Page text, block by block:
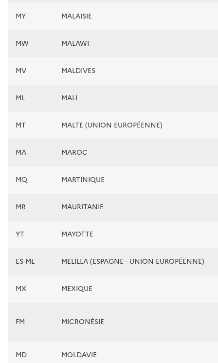
MY MALAISIE
MW MALAWI
MV MALDIVES
ML MALI
MT MALTE (UNION EUROPÉENNE)
MA MAROC
MQ MARTINIQUE
MR MAURITANIE
YT MAYOTTE
ES-ML MELILLA (ESPAGNE - UNION EUROPÉENNE)
MX MEXIQUE
FM MICRONÉSIE
MD MOLDAVIE